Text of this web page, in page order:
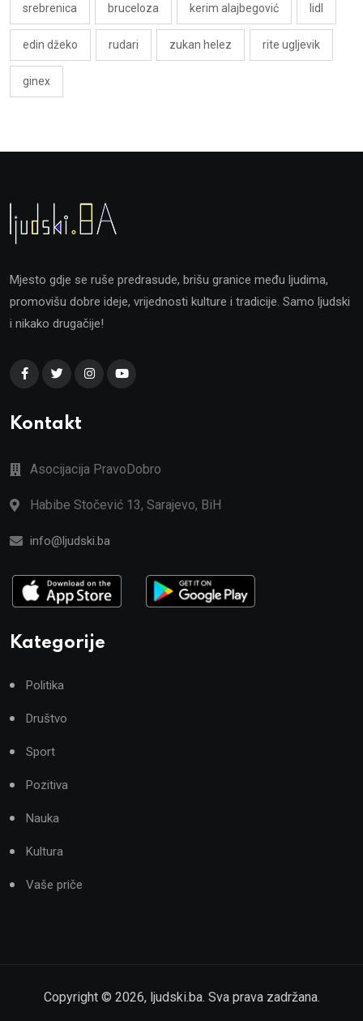
srebrenica bruceloza kerim alajbegović lidl
edin džeko rudari zukan helez rite ugljevik
ginex
Mjesto gdje se ruše predrasude, brišu granice među ljudima,
promovišu dobre ideje, vrijednosti kulture i tradicije. Samo ljudski
i nikako drugačije!
Kontakt
Asocijacija PravoDobro
Habibe Stočević 13, Sarajevo, BiH
info@ljudski.ba
Kategorije
Politika
Društvo
Sport
Pozitiva
Nauka
Kultura
Vaše priče
Copyright © 2026, ljudski.ba. Sva prava zadržana.